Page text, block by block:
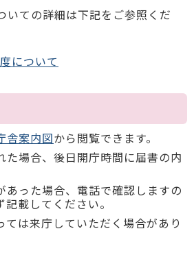
ての詳細は下記をご参照くだ
について
舎案内図から閲覧できます。
た場合、後日開庁時間に届書の内
あった場合、電話で確認しますの
載してください。
ては来庁していただく場合があり